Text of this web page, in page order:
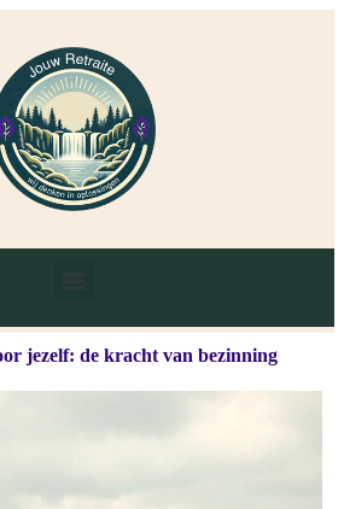
jezelf: de kracht van bezinning